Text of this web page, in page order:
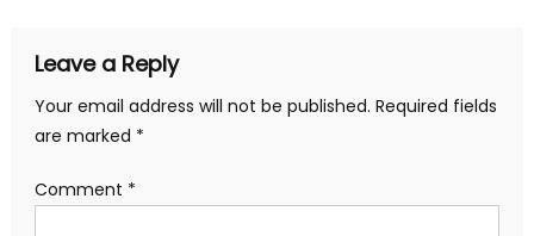
Leave a Reply
Your email address will not be published. Required fields
are marked *
Comment *